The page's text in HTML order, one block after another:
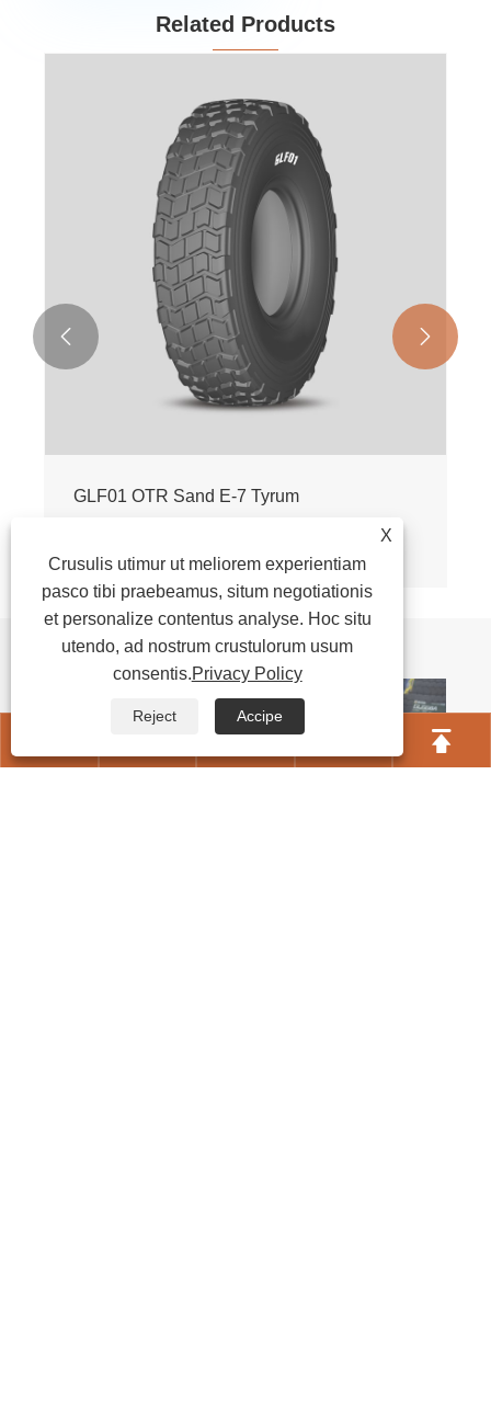
Related Products
GLF01 OTR Sand E-7 Tyrum
 
News Commendationes
 
X
Crusulis utimur ut meliorem experientiam
pasco tibi praebeamus, situm negotiationis
et personalize contentus analyse. Hoc situ
utendo, ad nostrum crustulorum usum
consentis.Privacy Policy
Reject Accipe